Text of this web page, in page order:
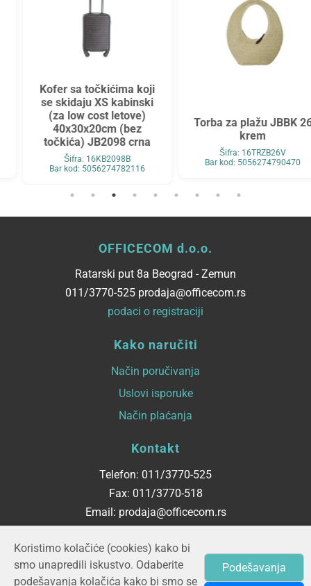
Kofer sa točkićima koji
se skidaju XS kabinski
(za low cost letove)
40x30x20cm (bez
točkića) JB2098 crna
Šifra: 16KB2098B
Bar kod: 5056274782116
Torba za plažu JBBK 26
krem
Šifra: 16TRZB26V
Bar kod: 5056274790470
OFFICECOM d.o.o.
Ratarski put 8a Beograd - Zemun
011/3770-525 prodaja@officecom.rs
podaci o registraciji
Kako naručiti
Način poručivanja
Uslovi isporuke
Način plaćanja
Kontakt
Telefon: 011/3770-525
Fax: 011/3770-518
Email: prodaja@officecom.rs
Radno vreme
ponedeljak - petak
Koristimo kolačiće (cookies) kako bi
smo unapredili iskustvo. Odaberite
podešavanja kolačića kako bi smo se
Podešavanja